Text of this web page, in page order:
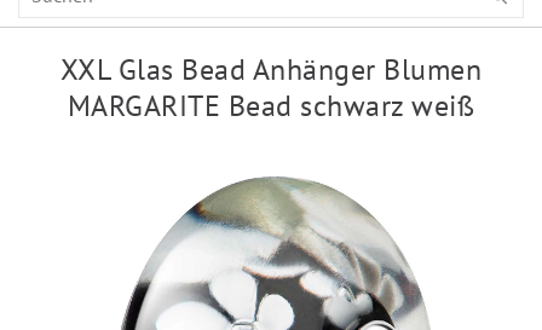
XXL Glas Bead Anhänger Blumen
MARGARITE Bead schwarz weiß